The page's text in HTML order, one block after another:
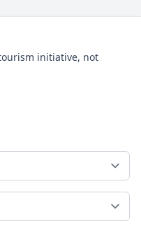
initiative, not